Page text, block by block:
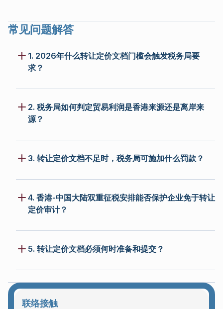
常见问题解答
1. 2026年什么转让定价文档门槛会触发税务局要
求？
2. 税务局如何判定贸易利润是香港来源还是离岸来
源？
3. 转让定价文档不足时，税务局可施加什么罚款？
4. 香港-中国大陆双重征税安排能否保护企业免于转让
定价审计？
5. 转让定价文档必须何时准备和提交？
联络接触